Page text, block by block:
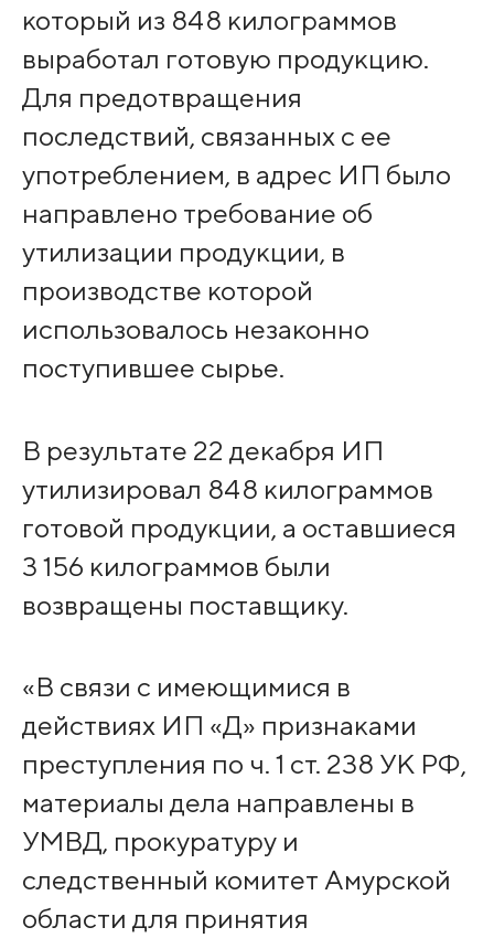
который из 848 килограммов
выработал готовую продукцию.
Для предотвращения
последствий, связанных с ее
употреблением, в адрес ИП было
направлено требование об
утилизации продукции, в
производстве которой
использовалось незаконно
поступившее сырье.
В результате 22 декабря ИП
утилизировал 848 килограммов
готовой продукции, а оставшиеся
3 156 килограммов были
возвращены поставщику.
«В связи с имеющимися в
действиях ИП «Д» признаками
преступления по ч. 1 ст. 238 УК РФ,
материалы дела направлены в
УМВД, прокуратуру и
следственный комитет Амурской
области для принятия